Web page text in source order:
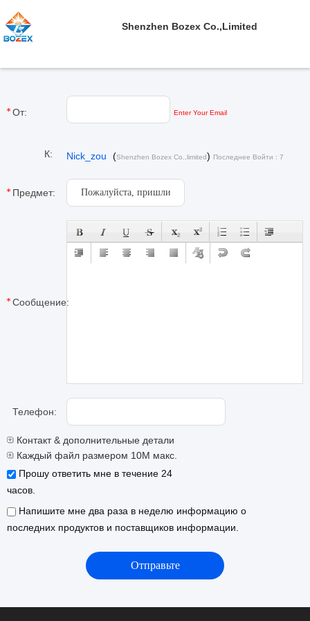
Shenzhen Bozex Co.,limited
От: Enter Your Email
К: Nick_zou (Shenzhen Bozex Co.,limited) Последнее Войти : 7
часов 07 minuts тому назад
Предмет:
Сообщение:
Телефон:
Контакт & дополнительные детали
Каждый файл размером 10M макс.
Прошу ответить мне в течение 24
часов.
Напишите мне два раза в неделю информацию о
последних продуктов и поставщиков информации.